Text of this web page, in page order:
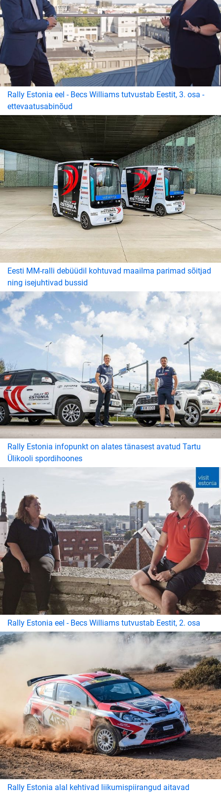
Rally Estonia eel - Becs Williams tutvustab Eestit, 3. osa -
ettevaatusabinõud
Eesti MM-ralli debüüdil kohtuvad maailma parimad sõitjad
ning isejuhtivad bussid
Rally Estonia infopunkt on alates tänasest avatud Tartu
Ülikooli spordihoones
Rally Estonia eel - Becs Williams tutvustab Eestit, 2. osa
Rally Estonia alal kehtivad liikumispiirangud aitavad